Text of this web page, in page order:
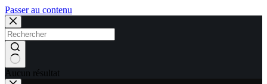
Passer au contenu
Aucun résultat